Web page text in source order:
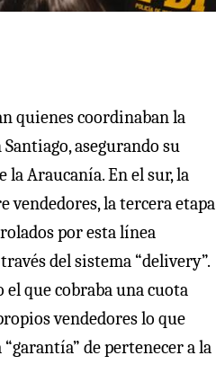
quienes coordinaban la
asegurando su
la Araucanía. En el sur, la
la tercera etapa
por esta línea
del sistema “delivery”.
que cobraba una cuota
vendedores lo que
de pertenecer a la